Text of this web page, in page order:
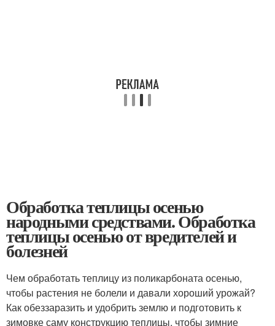
Обработка теплицы осенью
народными средствами. Обработка
теплицы осенью от вредителей и
болезней
Чем обработать теплицу из поликарбоната осенью,
чтобы растения не болели и давали хороший урожай?
Как обеззаразить и удобрить землю и подготовить к
зимовке саму конструкцию теплицы, чтобы зимние